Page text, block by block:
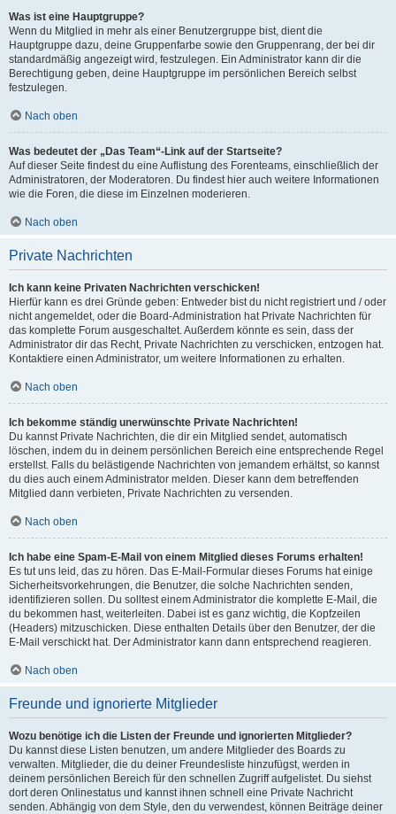
Was ist eine Hauptgruppe?
Wenn du Mitglied in mehr als einer Benutzergruppe bist, dient die
Hauptgruppe dazu, deine Gruppenfarbe sowie den Gruppenrang, der bei dir
standardmäßig angezeigt wird, festzulegen. Ein Administrator kann dir die
Berechtigung geben, deine Hauptgruppe im persönlichen Bereich selbst
festzulegen.
Nach oben
Was bedeutet der „Das Team“-Link auf der Startseite?
Auf dieser Seite findest du eine Auflistung des Forenteams, einschließlich der
Administratoren, der Moderatoren. Du findest hier auch weitere Informationen
wie die Foren, die diese im Einzelnen moderieren.
Nach oben
Private Nachrichten
Ich kann keine Privaten Nachrichten verschicken!
Hierfür kann es drei Gründe geben: Entweder bist du nicht registriert und / oder
nicht angemeldet, oder die Board-Administration hat Private Nachrichten für
das komplette Forum ausgeschaltet. Außerdem könnte es sein, dass der
Administrator dir das Recht, Private Nachrichten zu verschicken, entzogen hat.
Kontaktiere einen Administrator, um weitere Informationen zu erhalten.
Nach oben
Ich bekomme ständig unerwünschte Private Nachrichten!
Du kannst Private Nachrichten, die dir ein Mitglied sendet, automatisch
löschen, indem du in deinem persönlichen Bereich eine entsprechende Regel
erstellst. Falls du belästigende Nachrichten von jemandem erhältst, so kannst
du dies auch einem Administrator melden. Dieser kann dem betreffenden
Mitglied dann verbieten, Private Nachrichten zu versenden.
Nach oben
Ich habe eine Spam-E-Mail von einem Mitglied dieses Forums erhalten!
Es tut uns leid, das zu hören. Das E-Mail-Formular dieses Forums hat einige
Sicherheitsvorkehrungen, die Benutzer, die solche Nachrichten senden,
identifizieren sollen. Du solltest einem Administrator die komplette E-Mail, die
du bekommen hast, weiterleiten. Dabei ist es ganz wichtig, die Kopfzeilen
(Headers) mitzuschicken. Diese enthalten Details über den Benutzer, der die
E-Mail verschickt hat. Der Administrator kann dann entsprechend reagieren.
Nach oben
Freunde und ignorierte Mitglieder
Wozu benötige ich die Listen der Freunde und ignorierten Mitglieder?
Du kannst diese Listen benutzen, um andere Mitglieder des Boards zu
verwalten. Mitglieder, die du deiner Freundesliste hinzufügst, werden in
deinem persönlichen Bereich für den schnellen Zugriff aufgelistet. Du siehst
dort deren Onlinestatus und kannst ihnen schnell eine Private Nachricht
senden. Abhängig von dem Style, den du verwendest, können Beiträge deiner